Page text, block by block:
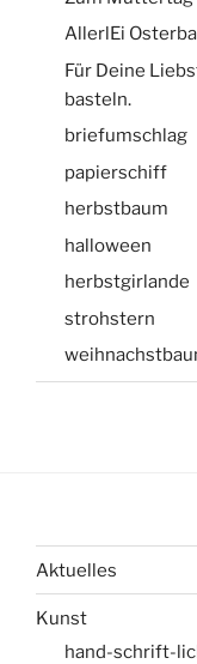
AllerlEi
Für Deine
basteln.
briefumschlag
papierschiff
herbstbaum
halloween
herbstgirlande
strohstern
Aktuelles
Kunst
hand-schrift-